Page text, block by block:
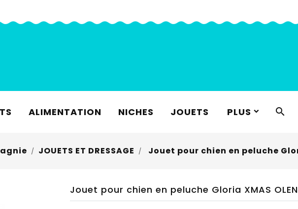
ALIMENTATION NICHES JOUETS PLUS 
JOUETS ET DRESSAGE Jouet pour chien en peluche
Jouet pour chien en peluche Gloria XMAS